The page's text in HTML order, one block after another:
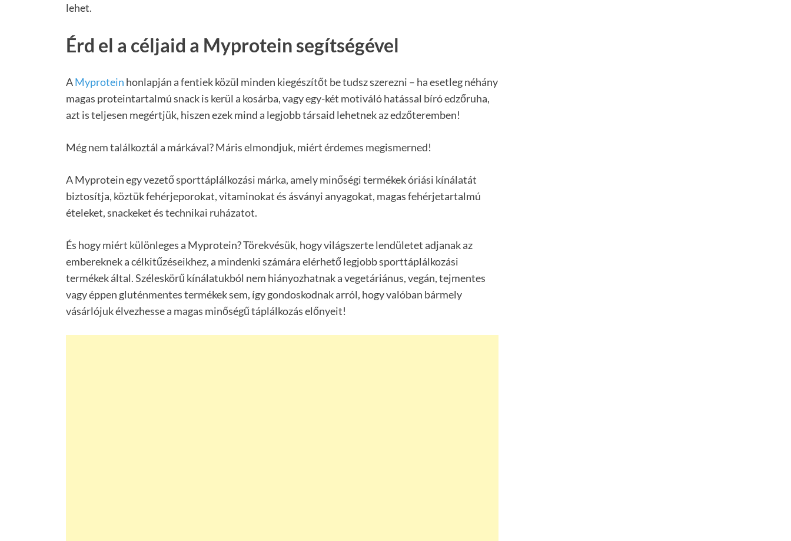
lehet.
Érd el a céljaid a Myprotein segítségével
AMyprotein honlapján a fentiek közül minden kiegészítőt be tudsz szerezni – ha esetleg néhány
magas proteintartalmú snack is kerül a kosárba, vagy egy-két motiváló hatással bíró edzőruha,
azt is teljesen megértjük, hiszen ezek mind a legjobb társaid lehetnek az edzőteremben!
Még nem találkoztál a márkával? Máris elmondjuk, miért érdemes megismerned!
A Myprotein egy vezető sporttáplálkozási márka, amely minőségi termékek óriási kínálatát
biztosítja, köztük fehérjeporokat, vitaminokat és ásványi anyagokat, magas fehérjetartalmú
ételeket, snackeket és technikai ruházatot.
És hogy miért különleges a Myprotein? Törekvésük, hogy világszerte lendületet adjanak az
embereknek a célkitűzéseikhez, a mindenki számára elérhető legjobb sporttáplálkozási
termékek által. Széleskörű kínálatukból nem hiányozhatnak a vegetáriánus, vegán, tejmentes
vagy éppen gluténmentes termékek sem, így gondoskodnak arról, hogy valóban bármely
vásárlójuk élvezhesse a magas minőségű táplálkozás előnyeit!